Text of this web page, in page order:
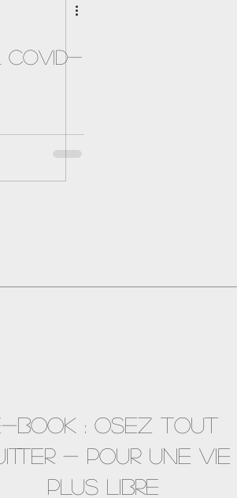
Book : OSEZ TOUT
- POUR UNE VIE
PLUS LIBRE